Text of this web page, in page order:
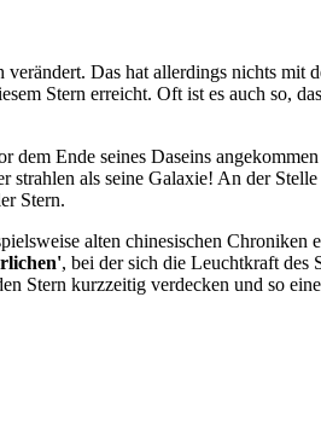
Das hat allerdings nichts
Stern erreicht. Oft ist es auch so,
Ende seines Daseins
als seine Galaxie! An der
Stern.
alten chinesischen
, bei der sich die Leuchtkraft des
Stern kurzzeitig verdecken und so